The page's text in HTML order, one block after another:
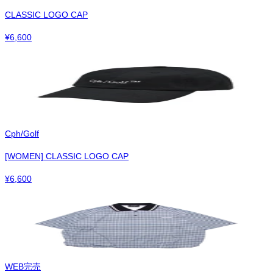
CLASSIC LOGO CAP
¥6,600
Cph/Golf
[WOMEN] CLASSIC LOGO CAP
¥6,600
WEB完売